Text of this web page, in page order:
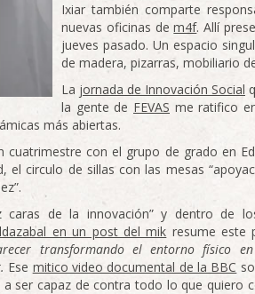
Ixiar también comparte
nuevas oficinas dem4f. Allí
jueves pasado. Un espacio
de madera, pizarras, mobiliario
La jornada de Innovación Social
la gente de FEVAS me ratifico
más abiertas.
con el grupo de grado en
el circulo de sillas con las mesas
caras de la innovación” y dentro de
en un post del mik resume este
transformando el entorno físico
Ese mitico video documental de la BBC
ser capaz de contra todo lo que quiero